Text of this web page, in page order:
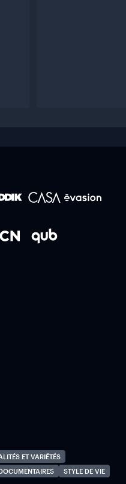
ET VARIÉTÉS
STYLE DE VIE